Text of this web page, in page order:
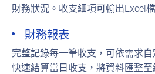
財務狀況。收支細項可輸出Excel檔
財務報表
完整記錄每一筆收支，可依需求自
快速結算當日收支，將資料匯整至